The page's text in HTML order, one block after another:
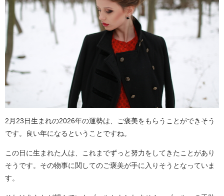
2月23日生まれの2026年の運勢は、ご褒美をもらうことができそう
です。良い年になるということですね。
この日に生まれた人は、これまでずっと努力をしてきたことがあり
そうです。その物事に関してのご褒美が手に入りそうとなっていま
す。